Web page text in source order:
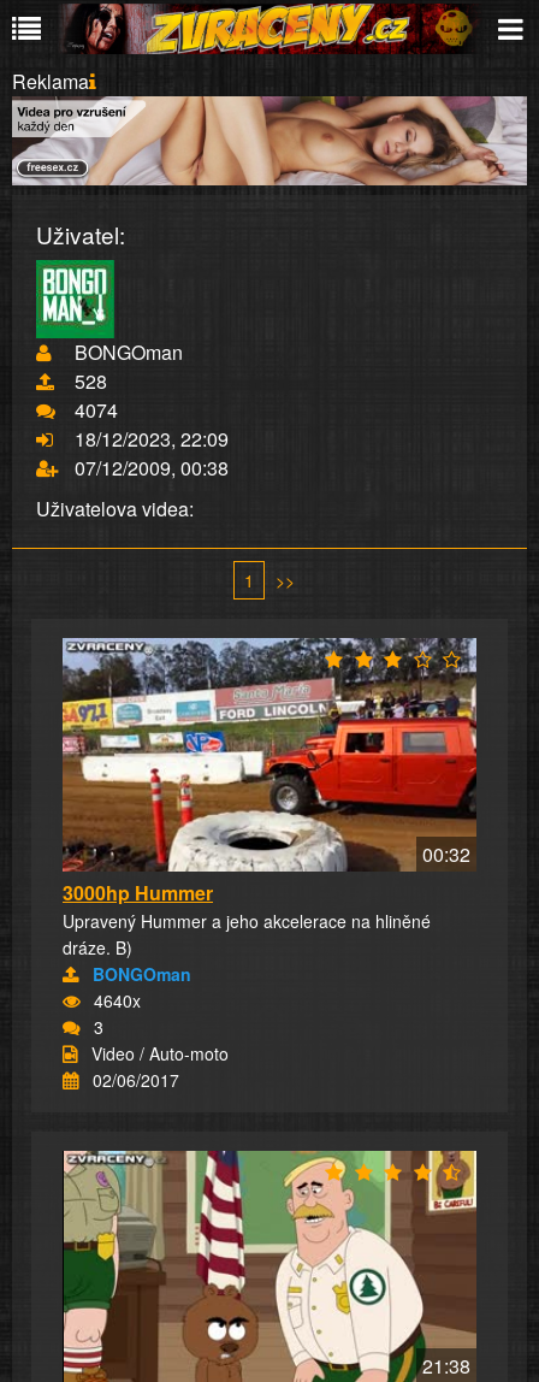
Reklama
Uživatel:
BONGOman
528
4074
18/12/2023, 22:09
07/12/2009, 00:38
Uživatelova videa:
1 >>
00:32
3000hp Hummer
Upravený Hummer a jeho akcelerace na hliněné
dráze. B)
BONGOman
4640x
3
Video / Auto-moto
02/06/2017
21:38